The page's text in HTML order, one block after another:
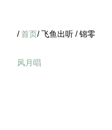
/首页/ 飞鱼出听 / 锦零
风月唱